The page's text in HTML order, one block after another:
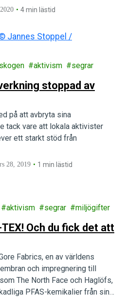
4 min lästid
aktivism segrar
stoppad av
på att avbryta sina
tack vare att lokala aktivister
ett starkt stöd från
28, 2019 1 min lästid
aktivism segrar miljögifter
Och du fick det att
Fabrics, en av världens
och impregnering till
The North Face och Haglöfs,
PFAS-kemikalier från sin